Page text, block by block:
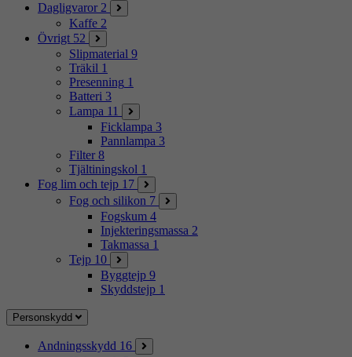
Dagligvaror 2
Kaffe 2
Övrigt 52
Slipmaterial 9
Träkil 1
Presenning 1
Batteri 3
Lampa 11
Ficklampa 3
Pannlampa 3
Filter 8
Tjältiningskol 1
Fog lim och tejp 17
Fog och silikon 7
Fogskum 4
Injekteringsmassa 2
Takmassa 1
Tejp 10
Byggtejp 9
Skyddstejp 1
Personskydd
Andningsskydd 16